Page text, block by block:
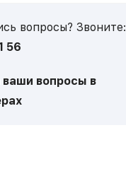
вопросы? Звоните:
56
вопросы в